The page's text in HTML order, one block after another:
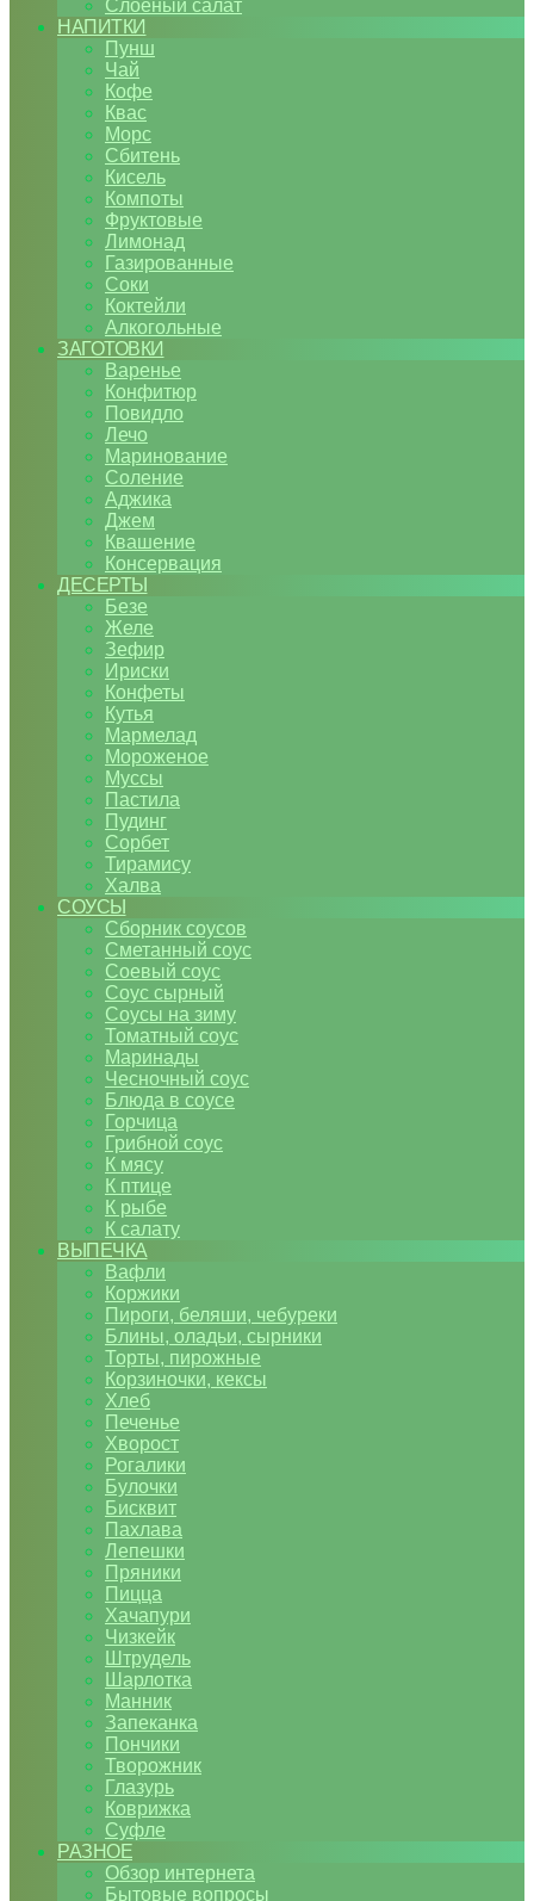
Слоеный салат
НАПИТКИ
Пунш
Чай
Кофе
Квас
Морс
Сбитень
Кисель
Компоты
Фруктовые
Лимонад
Газированные
Соки
Коктейли
Алкогольные
ЗАГОТОВКИ
Варенье
Конфитюр
Повидло
Лечо
Маринование
Соление
Аджика
Джем
Квашение
Консервация
ДЕСЕРТЫ
Безе
Желе
Зефир
Ириски
Конфеты
Кутья
Мармелад
Мороженое
Муссы
Пастила
Пудинг
Сорбет
Тирамису
Халва
СОУСЫ
Сборник соусов
Сметанный соус
Соевый соус
Соус сырный
Соусы на зиму
Томатный соус
Маринады
Чесночный соус
Блюда в соусе
Горчица
Грибной соус
К мясу
К птице
К рыбе
К салату
ВЫПЕЧКА
Вафли
Коржики
Пироги, беляши, чебуреки
Блины, оладьи, сырники
Торты, пирожные
Корзиночки, кексы
Хлеб
Печенье
Хворост
Рогалики
Булочки
Бисквит
Пахлава
Лепешки
Пряники
Пицца
Хачапури
Чизкейк
Штрудель
Шарлотка
Манник
Запеканка
Пончики
Творожник
Глазурь
Коврижка
Суфле
РАЗНОЕ
Обзор интернета
Бытовые вопросы